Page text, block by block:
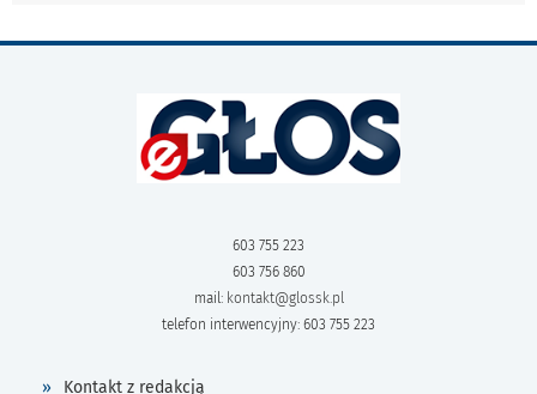
603 755 223
603 756 860
mail: kontakt@glossk.pl
telefon interwencyjny: 603 755 223
Kontakt z redakcją